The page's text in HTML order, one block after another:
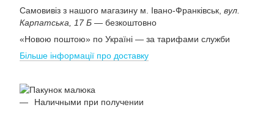
Самовивіз з нашого магазину м. Івано-Франківськ, вул.
Карпатська, 17 Б — безкоштовно
«Новою поштою» по Україні — за тарифами служби
Більше інформації про доставку
Наличными при получении